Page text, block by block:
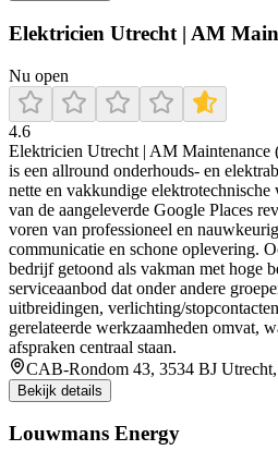
Elektricien Utrecht | AM
Nu open
4.6
Elektricien Utrecht | AM
is een allround onderhouds- en
nette en vakkundige elektrotechnische
van de aangeleverde Google Places
voren van professioneel en
communicatie en schone oplevering.
bedrijf getoond als vakman met hoge
serviceaanbod dat onder andere
uitbreidingen, verlichting/
gerelateerde werkzaamheden omvat,
afspraken centraal staan.
CAB-Rondom 43, 3534 BJ
Bekijk details
Louwmans Energy